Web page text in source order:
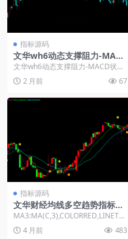
指标源码
文华wh6动态支撑阻力-MACD
状态交叉提示指标公式源码
文华wh6动态支撑阻力-MACD状态
交叉提示指标公式源码： 一款基于
昨日收盘价与...
2 月前 67
指标源码
文华财经均线多空趋势指标公
式
MA3:MA(C,3),COLORRED,LINETHI
CK2; MA5:MA(...
4 月前 483